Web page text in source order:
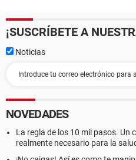
¡SUSCRÍBETE A
Noticias
NOVEDADES
La regla de los 10 mil pasos. Un
realmente necesario para la